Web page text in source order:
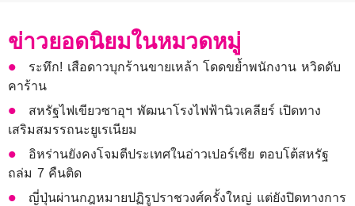
ข่าวยอดนิยมในหมวดหมู่
ระทึก! เสือดาวบุกร้านขายเหล้า โดดขย้ำพนักงาน หวิดดับ
คาร้าน
สหรัฐไฟเขียวซาอุฯ พัฒนาโรงไฟฟ้านิวเคลียร์ เปิดทาง
เสริมสมรรถนะยูเรเนียม
อิหร่านยังคงโจมตีประเทศในอ่าวเปอร์เซีย ตอบโต้สหรัฐ
ถล่ม 7 คืนติด
ญี่ปุ่นผ่านกฎหมายปฏิรูปราชวงศ์ครั้งใหญ่ แต่ยังปิดทางการ